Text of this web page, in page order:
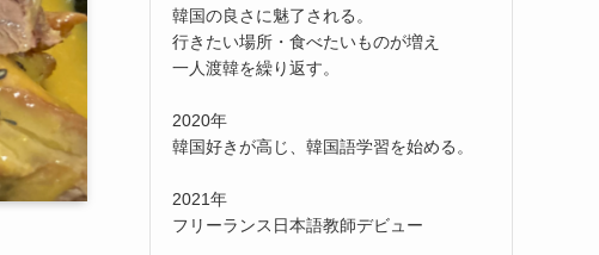
韓国の良さに魅了される。
行きたい場所・食べたいものが増え
一人渡韓を繰り返す。
2020年
韓国好きが高じ、韓国語学習を始める。
2021年
フリーランス日本語教師デビュー